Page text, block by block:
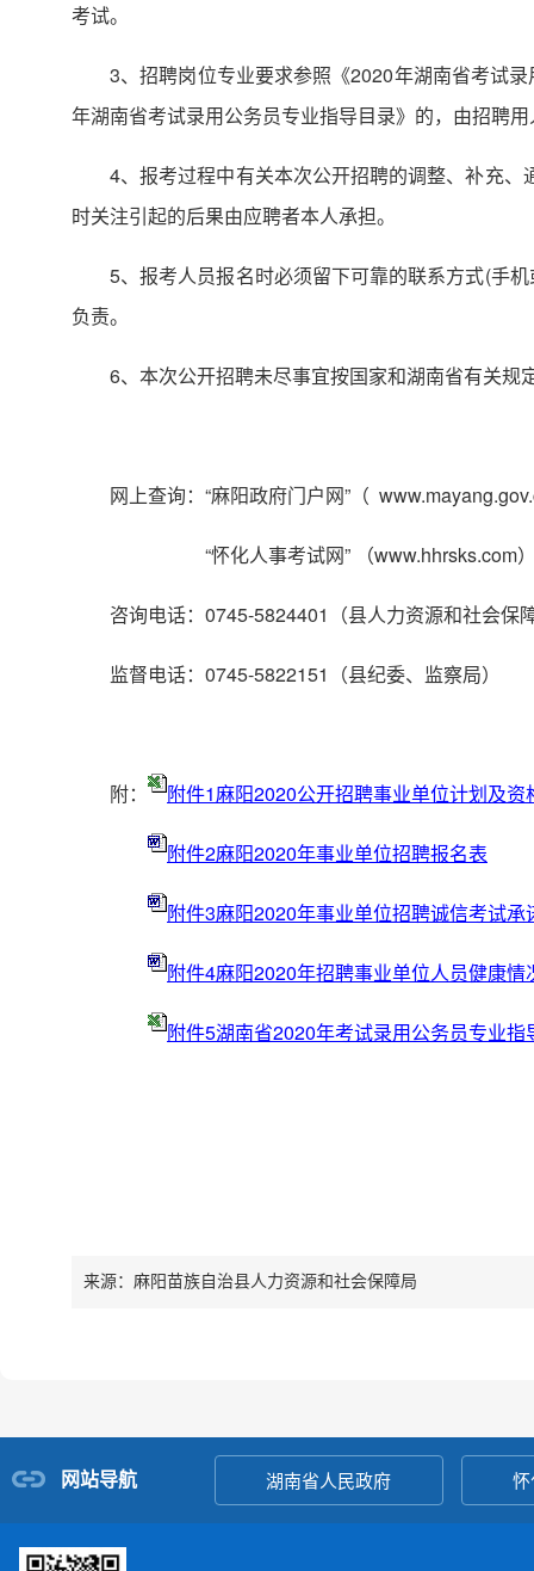
考试。
3、招聘岗位专业要求参照《2020年湖南省考试
年湖南省考试录用公务员专业指导目录》的，由招聘
4、报考过程中有关本次公开招聘的调整、补充
时关注引起的后果由应聘者本人承担。
5、报考人员报名时必须留下可靠的联系方式(手
负责。
6、本次公开招聘未尽事宜按国家和湖南省有关规
网上查询：“麻阳政府门户网”（
“怀化人事考试网” （www.hhrsks.com
咨询电话：0745-5824401（县人力资源和社会保
监督电话：0745-5822151（县纪委、监察局）
附： 附件1麻阳2020公开招聘事业单位计划及资
附件2麻阳2020年事业单位招聘报名表
附件3麻阳2020年事业单位招聘诚信考试承
附件4麻阳2020年招聘事业单位人员健康情
附件5湖南省2020年考试录用公务员专业指
来源：麻阳苗族自治县人力资源和社会保障局
网站导航 湖南省人民政府